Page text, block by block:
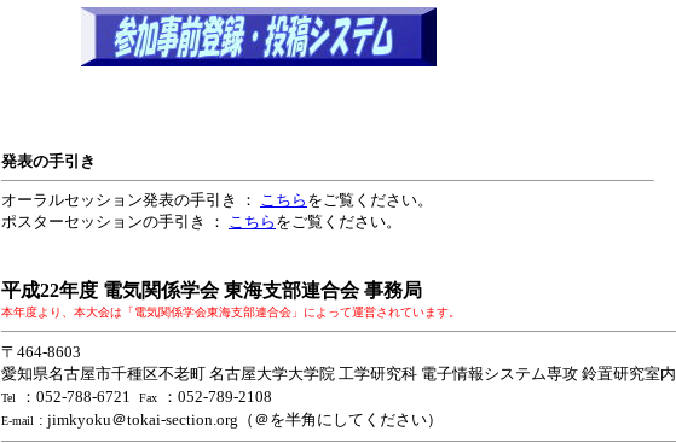
発表の手引き
オーラルセッション発表の手引き ： こちら をご覧ください。
ポスターセッションの手引き ：
こちら をご覧ください。
平成22年度 電気関係学会 東海支部連合会 事務局
本年度より、本大会は「電気関係学会東海支部連合会」によって運営されています。
〒464-8603
愛知県名古屋市千種区不老町 名古屋大学大学院 工学研究科 電子情報システム専攻 鈴置研究室内
Tel ：052-788-6721 Fax ：052-789-2108
E-mail : jimkyoku＠tokai-section.org（＠を半角にしてください）